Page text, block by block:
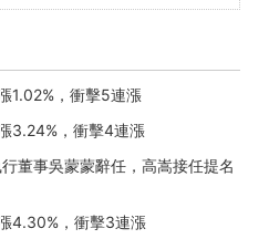
1.02%，衝擊5連漲
3.24%，衝擊4連漲
董事吳蒙蒙辭任，高嵩接任提名
4.30%，衝擊3連漲